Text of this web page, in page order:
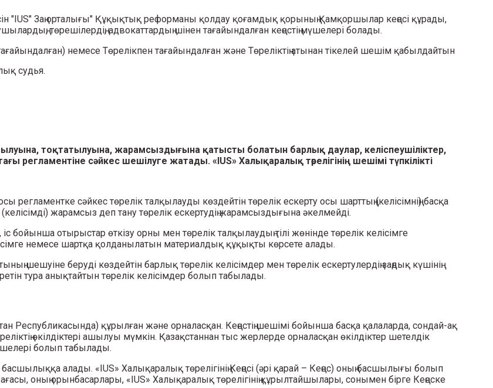
"IUS" Заң орталығы" Құқықтық реформаны қолдау қоғамдық қорының Қамқоршылар кеңесі құрады,
төрешілердің, адвокаттардың шінен тағайындалған кеңестің мүшелері болады.
немесе Төрелікпен тағайындалған және Төреліктің атынан тікелей шешім қабылдайтын
судья.
тоқтатылуына, жарамсыздығына қатысты болатын барлық даулар, келіспеушіліктер,
регламентіне сәйкес шешілуге жатады. «IUS» Халықаралық төрелігінің шешімі түпкілікті
регламентке сәйкес төрелік талқылауды көздейтін төрелік ескерту осы шарттың (келісімнің) басқа
жарамсыз деп тану төрелік ескертудің жарамсыздығына әкелмейді.
бойынша отырыстар өткізу орны мен төрелік талқылаудың тілі жөнінде төрелік келісімге
немесе шартқа қолданылатын материалдық құқықты көрсете алады.
шешуіне беруді көздейтін барлық төрелік келісімдер мен төрелік ескертулердің заңдық күшінің
тура анықтайтын төрелік келісімдер болып табылады.
Республикасында) құрылған және орналасқан. Кеңестің шешімі бойынша басқа қалаларда, сондай-ақ
өкілдіктері ашылуы мүмкін. Қазақстаннан тыс жерлерде орналасқан өкілдіктер шетелдік
болып табылады.
алады. «IUS» Халықаралық төрелігінің Кеңесі (әрі қарай – Кеңес) оның басшылығы болып
оның орынбасарлары, «IUS» Халықаралық төрелігінің құрылтайшылары, сонымен бірге Кеңеске